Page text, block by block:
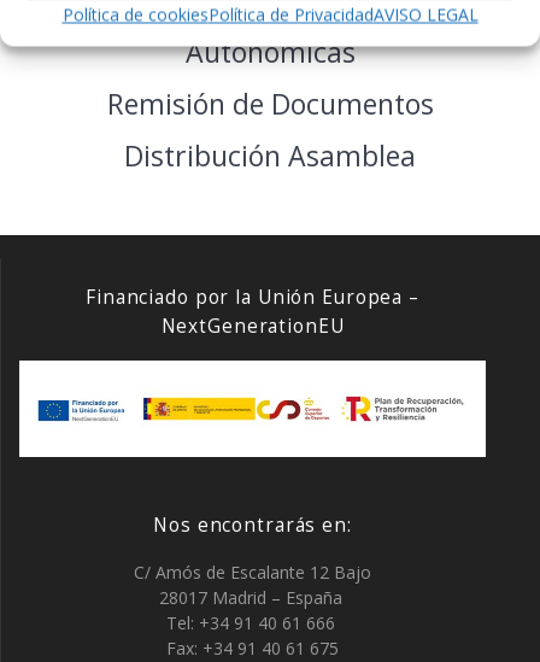
Política de cookiesPolítica de PrivacidadAVISO LEGAL
Certificado Federaciones
Autonómicas
Remisión de Documentos
Distribución Asamblea
Financiado por la Unión Europea –
NextGenerationEU
Nos encontrarás en:
C/ Amós de Escalante 12 Bajo
28017 Madrid – España
Tel: +34 91 40 61 666
Fax: +34 91 40 61 675